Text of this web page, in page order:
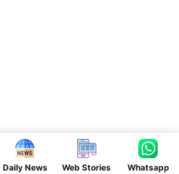
Daily News Web Stories Whatsapp